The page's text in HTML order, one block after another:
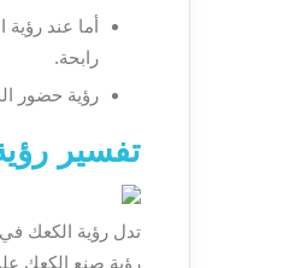
أما عند
رابحة.
رؤية حضور
تفسير
تدل رؤية الكعك
رؤية صنع الكعك